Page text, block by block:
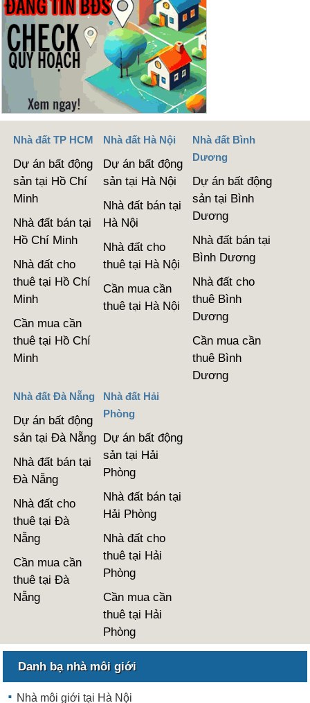
Nhà đất TP HCM
Dự án bất động
sản tại Hồ Chí
Minh
Nhà đất bán tại
Hồ Chí Minh
Nhà đất cho
thuê tại Hồ Chí
Minh
Cần mua cần
thuê tại Hồ Chí
Minh
Nhà đất Hà Nội
Dự án bất động
sản tại Hà Nội
Nhà đất bán tại
Hà Nội
Nhà đất cho
thuê tại Hà Nội
Cần mua cần
thuê tại Hà Nội
Nhà đất Bình
Dương
Dự án bất động
sản tại Bình
Dương
Nhà đất bán tại
Bình Dương
Nhà đất cho
thuê Bình
Dương
Cần mua cần
thuê Bình
Dương
Nhà đất Đà Nẵng
Dự án bất động
sản tại Đà Nẵng
Nhà đất bán tại
Đà Nẵng
Nhà đất cho
thuê tại Đà
Nẵng
Cần mua cần
thuê tại Đà
Nẵng
Nhà đất Hải
Phòng
Dự án bất động
sản tại Hải
Phòng
Nhà đất bán tại
Hải Phòng
Nhà đất cho
thuê tại Hải
Phòng
Cần mua cần
thuê tại Hải
Phòng
Danh bạ nhà môi giới
Nhà môi giới tại Hà Nội